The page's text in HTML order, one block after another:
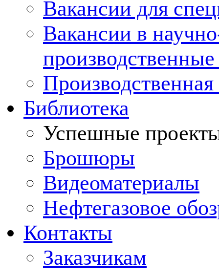
Вакансии для
Вакансии в
Производственная
Библиотека
Успешные
Брошюры
Видеоматериалы
Нефтегазовое
Контакты
Заказчикам